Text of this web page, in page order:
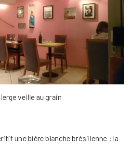
veille au grain
une bière blanche brésilienne : la